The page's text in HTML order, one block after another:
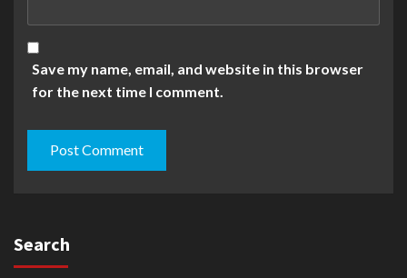
Save my name, email, and website in this browser
for the next time I comment.
Search